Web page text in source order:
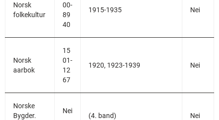
Norsk
folkekultur
00-
89
40
1915-1935 Nei
Norsk
aarbok
15
01-
12
67
1920, 1923-1939 Nei
Norske
Bygder.
Nei
(4. band) Nei